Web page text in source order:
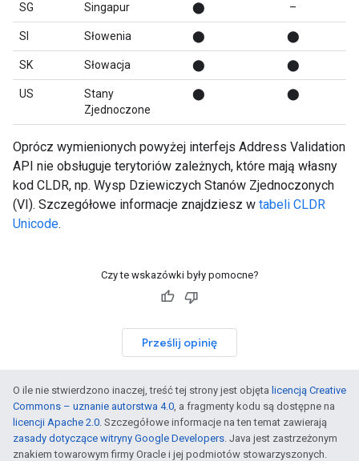
SG Singapur ⬤ –
SI Słowenia ⬤ ⬤
SK Słowacja ⬤ ⬤
US
Stany
Zjednoczone
⬤ ⬤
Oprócz wymienionych powyżej interfejs Address Validation
API nie obsługuje terytoriów zależnych, które mają własny
kod CLDR, np. Wysp Dziewiczych Stanów Zjednoczonych
(VI). Szczegółowe informacje znajdziesz w tabeli CLDR
Unicode.
Czy te wskazówki były pomocne?
Prześlij opinię
O ile nie stwierdzono inaczej, treść tej strony jest objęta licencją Creative
Commons – uznanie autorstwa 4.0, a fragmenty kodu są dostępne na
licencji Apache 2.0. Szczegółowe informacje na ten temat zawierają
zasady dotyczące witryny Google Developers. Java jest zastrzeżonym
znakiem towarowym firmy Oracle i jej podmiotów stowarzyszonych.